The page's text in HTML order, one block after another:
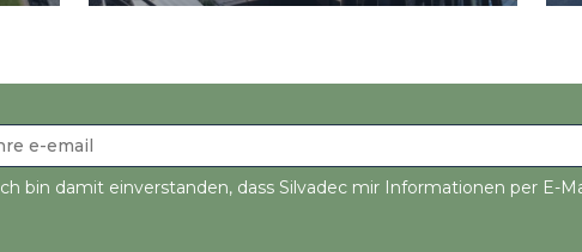
Ich bin damit einverstanden, dass Silvadec mir Informationen per E-